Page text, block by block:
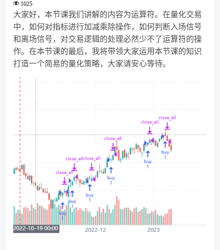
1025
大家好，本节课我们讲解的内容为运算符。在量化交易
中，如何对指标进行加减乘除操作，如何判断入场信号
和离场信号，对交易逻辑的处理必然少不了运算符的操
作。在本节课的最后，我将带领大家运用本节课的知识
打造一个简易的量化策略，大家请安心等待。